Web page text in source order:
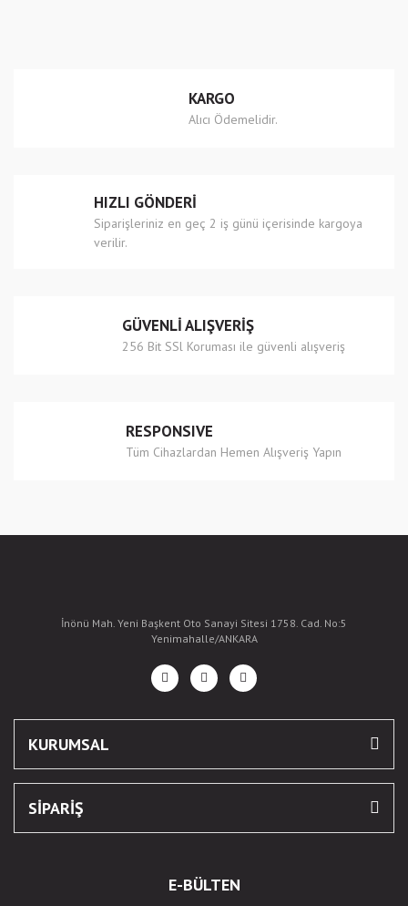
Ürün açıklamasında eksik bilgiler bulunuyor.
Bu ürüne benzer farklı alternatifler olmalı.
Gönder
KARGO
Alıcı Ödemelidir.
HIZLI GÖNDERİ
Siparişleriniz en geç 2 iş günü içerisinde kargoya
verilir.
GÜVENLİ ALIŞVERİŞ
256 Bit SSl Koruması ile güvenli alışveriş
RESPONSIVE
Tüm Cihazlardan Hemen Alışveriş Yapın
İnönü Mah. Yeni Başkent Oto Sanayi Sitesi 1758. Cad. No:5
Yenimahalle/ANKARA
KURUMSAL
SİPARİŞ
E-BÜLTEN